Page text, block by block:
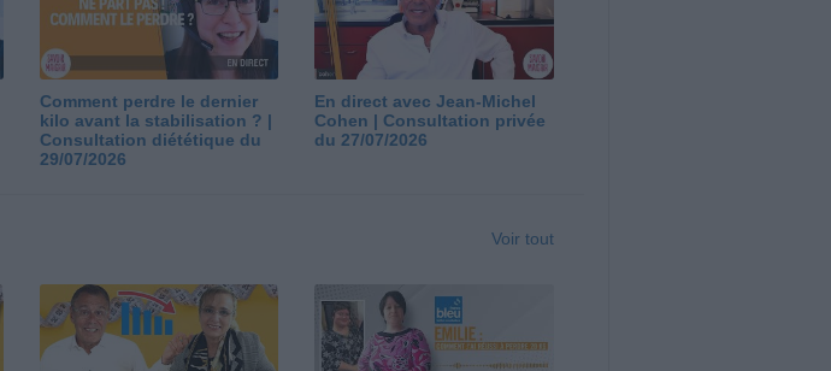
Comment perdre le dernier
kilo avant la stabilisation ? |
Consultation diététique du
29/07/2026
En direct avec Jean-Michel
Cohen | Consultation privée
du 27/07/2026
Voir tout